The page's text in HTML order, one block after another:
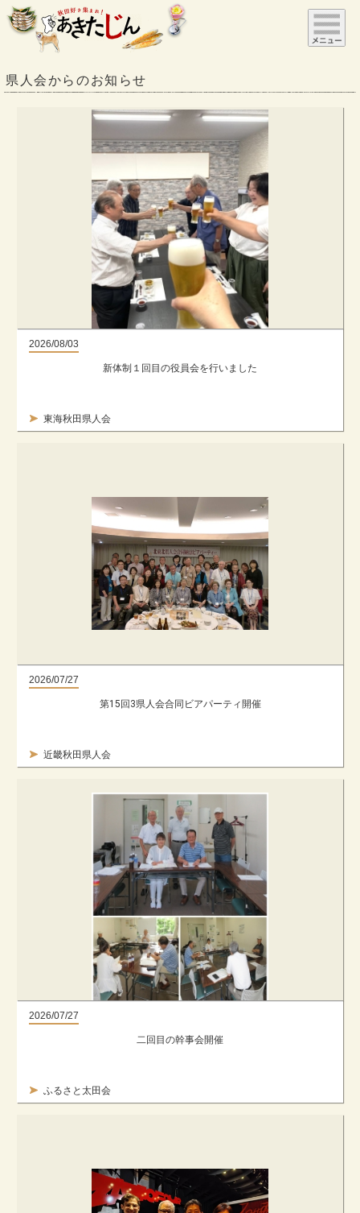
県人会からのお知らせ
2026/08/03
東海秋田県人会
新体制１回目の役員会を行いました
2026/07/27
近畿秋田県人会
第15回3県人会合同ビアパーティ開催
2026/07/27
ふるさと太田会
二回目の幹事会開催